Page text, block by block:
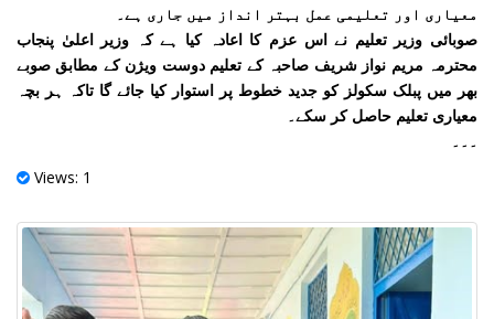
معیاری اور تعلیمی عمل بہتر انداز میں جاری ہے۔
صوبائی وزیر تعلیم نے اس عزم کا اعادہ کیا ہے کہ وزیر اعلیٰ پنجاب
محترمہ مریم نواز شریف صاحبہ کے تعلیم دوست ویژن کے مطابق صوبے
بھر میں پبلک سکولز کو جدید خطوط پر استوار کیا جائے گا تاکہ ہر بچہ
معیاری تعلیم حاصل کر سکے۔
۔۔۔
Views: 1